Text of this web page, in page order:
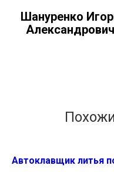
Шануренко
Александрович
Автоклавщик литья